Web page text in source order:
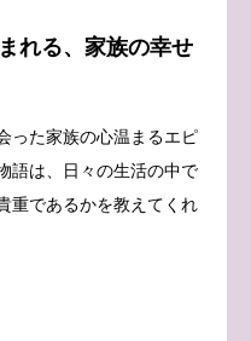
れる、家族の幸せ
った家族の心温まるエピ
語は、日々の生活の中で
重であるかを教えてくれ